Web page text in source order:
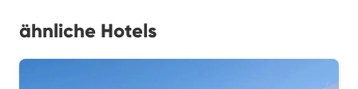
ähnliche Hotels